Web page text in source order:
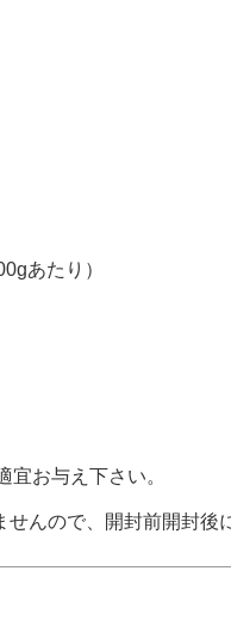
あたり）
宜お与え下さい。
んので、開封前開封